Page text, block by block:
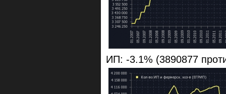
ИП: -3.1% (3890877